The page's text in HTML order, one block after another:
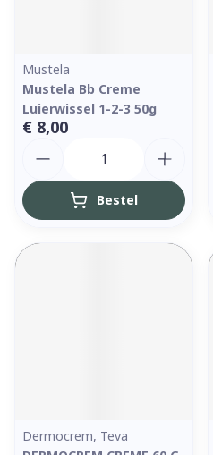
Mustela
Mustela Bb Creme
Luierwissel 1-2-3 50g
€ 8,00
Bestel
Dermocrem, Teva